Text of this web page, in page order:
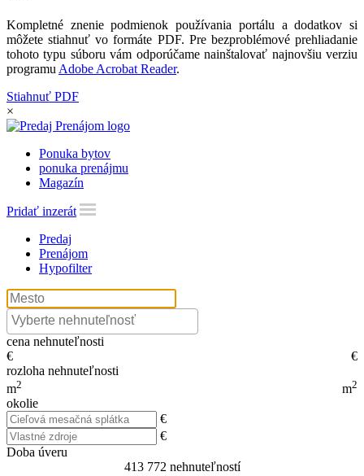
Kompletné znenie podmienok používania portálu a dodatkov si
môžete stiahnuť vo formáte PDF. Pre bezproblémové prehliadanie
tohoto typu súboru vám odporúčame nainštalovať najnovšiu verziu
programu Adobe Acrobat Reader.
Stiahnuť PDF
×
Ponuka bytov
ponuka prenájmu
Magazín
Pridať inzerát
Predaj
Prenájom
Hypofilter
cena nehnuteľnosti
€
€
rozloha nehnuteľnosti
m2 m2
okolie
€
€
Doba úveru
413 772 nehnuteľností